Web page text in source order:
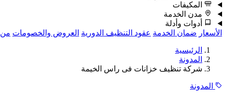
المكيفات
مدن الخدمة
أدوات وأدلة
الأسعار ضمان الخدمة عقود التنظيف الدورية العروض والخصومات
الرئيسية
المدونة
شركة تنظيف خزانات فى راس الخيمة
المدونة